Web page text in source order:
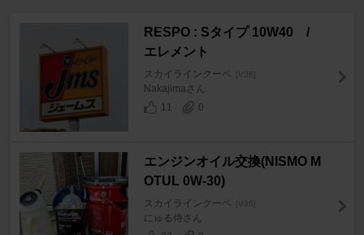
RESPO : Sタイプ 10W40 /
エレメント
スカイラインクーペ [V36]
Nakajimaさん
11
0
エンジンオイル交換(NISMO M
OTUL 0W-30)
スカイラインクーペ [V36]
にゅる侍さん